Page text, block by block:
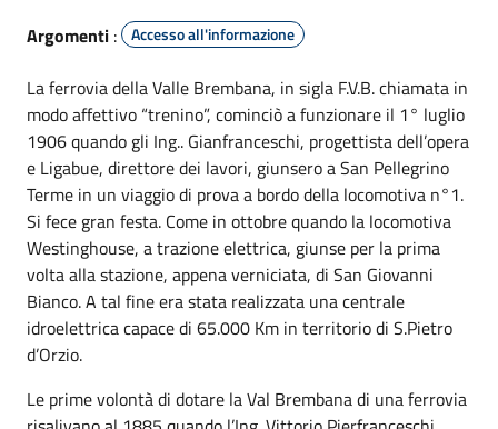
Argomenti : Accesso all'informazione
La ferrovia della Valle Brembana, in sigla F.V.B. chiamata in
modo affettivo “trenino”, cominciò a funzionare il 1° luglio
1906 quando gli Ing.. Gianfranceschi, progettista dell’opera
e Ligabue, direttore dei lavori, giunsero a San Pellegrino
Terme in un viaggio di prova a bordo della locomotiva n°1.
Si fece gran festa. Come in ottobre quando la locomotiva
Westinghouse, a trazione elettrica, giunse per la prima
volta alla stazione, appena verniciata, di San Giovanni
Bianco. A tal fine era stata realizzata una centrale
idroelettrica capace di 65.000 Km in territorio di S.Pietro
d’Orzio.
Le prime volontà di dotare la Val Brembana di una ferrovia